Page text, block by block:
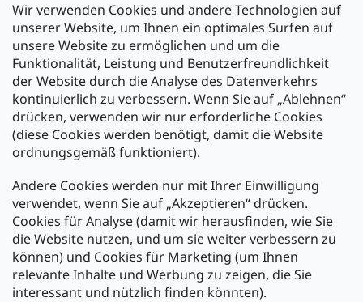
Wir verwenden Cookies und andere Technologien auf
unserer Website, um Ihnen ein optimales Surfen auf
unsere Website zu ermöglichen und um die
Funktionalität, Leistung und Benutzerfreundlichkeit
der Website durch die Analyse des Datenverkehrs
kontinuierlich zu verbessern. Wenn Sie auf „Ablehnen“
drücken, verwenden wir nur erforderliche Cookies
(diese Cookies werden benötigt, damit die Website
ordnungsgemäß funktioniert).
Andere Cookies werden nur mit Ihrer Einwilligung
verwendet, wenn Sie auf „Akzeptieren“ drücken.
Cookies für Analyse (damit wir herausfinden, wie Sie
die Website nutzen, und um sie weiter verbessern zu
können) und Cookies für Marketing (um Ihnen
relevante Inhalte und Werbung zu zeigen, die Sie
interessant und nützlich finden könnten).
Filiale Ulm
Zahlung und Versand
Versand mit:
Zahlarten: